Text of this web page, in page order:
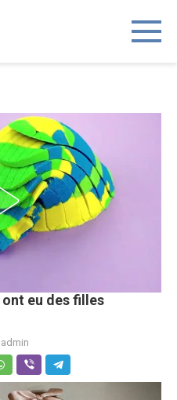
eu des filles
admin